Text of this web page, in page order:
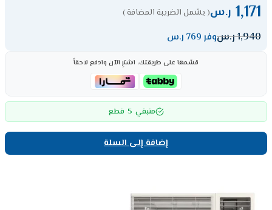
1,171 ر.س( يشمل الضريبة المضافة )
1,940ر.سوفر 769 ر.س
قسّمها على طريقتك، اشترِ الآن وادفع لاحقاً
متبقي 5 قطع
إضافة إلى السلة